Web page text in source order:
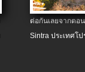
ต่อกันเลยจากต
Sintra ประเทศโป